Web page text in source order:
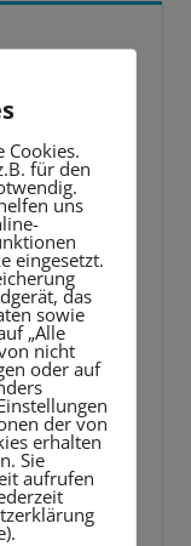
Cookies.
für den
uns
eingesetzt.
das
sowie
„Alle
nicht
oder auf
der von
erhalten
Sie
aufrufen